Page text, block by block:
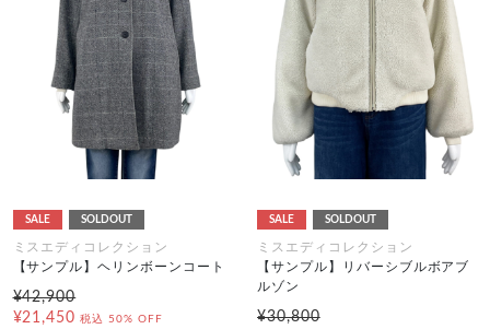
SALE SOLDOUT
ミスエディコレクション
【サンプル】ヘリンボーンコート
¥42,900
¥21,450 税込 50% OFF
SALE SOLDOUT
ミスエディコレクション
【サンプル】リバーシブルボアブ
ルゾン
¥30,800